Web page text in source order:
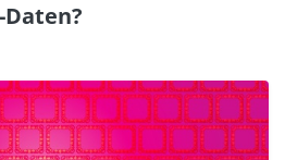
Daten?